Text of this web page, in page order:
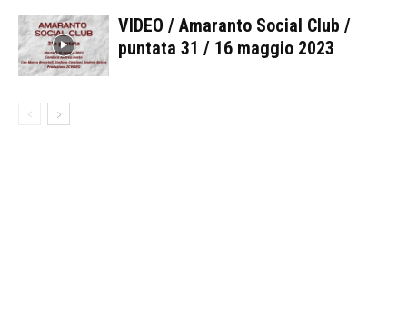
VIDEO / Amaranto Social Club /
puntata 31 / 16 maggio 2023